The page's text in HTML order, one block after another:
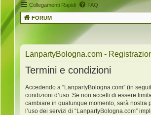
Collegamenti Rapidi FAQ
FORUM
LanpartyBologna.com -
Termini e condizioni
Accedendo a “LanpartyBologna.com” (in
condizioni d’uso. Se non accetti di essere
cambiare in qualunque momento, sarà nostra
l’uso dei servizi di “LanpartyBologna.com”